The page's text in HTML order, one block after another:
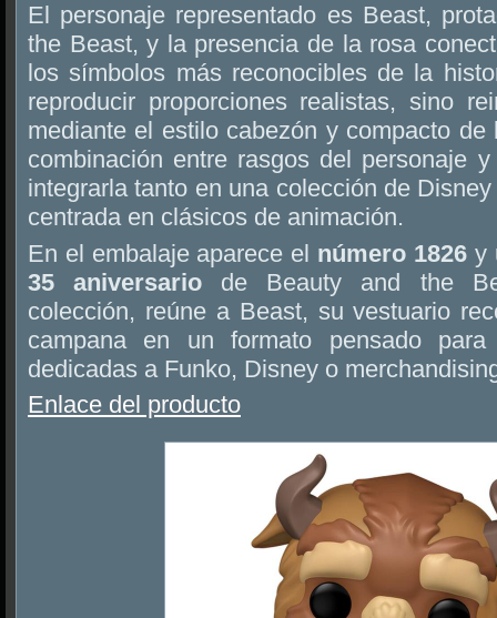
El personaje representado es Beast,
the Beast, y la presencia de la rosa
los símbolos más reconocibles de la
reproducir proporciones realistas, sino
mediante el estilo cabezón y compacto
combinación entre rasgos del personaje
integrarla tanto en una colección de
centrada en clásicos de animación.
En el embalaje aparece el número 1826y
35 aniversario de Beauty and the
colección, reúne a Beast, su vestuario
campana en un formato pensado
dedicadas a Funko, Disney o
Enlace del producto